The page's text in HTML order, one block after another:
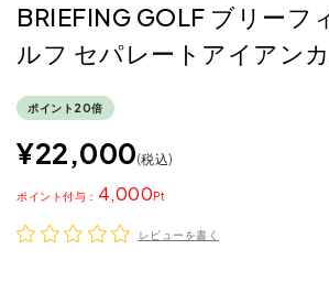
BRIEFING GOLF ブリーフ
ルフ セパレートアイアン
ポイント20倍
¥22,000 税込
4,000
ポイント
レビューを書く